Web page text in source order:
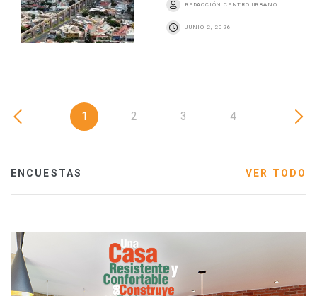
REDACCIÓN CENTRO URBANO
JUNIO 2, 2026
1 2 3 4
ENCUESTAS VER TODO